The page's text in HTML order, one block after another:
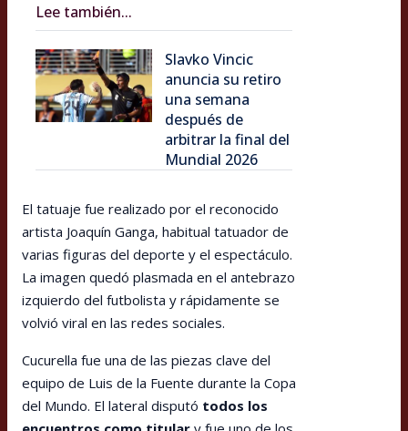
Lee también...
Slavko Vincic
anuncia su retiro
una semana
después de
arbitrar la final del
Mundial 2026
El tatuaje fue realizado por el reconocido
artista Joaquín Ganga, habitual tatuador de
varias figuras del deporte y el espectáculo.
La imagen quedó plasmada en el antebrazo
izquierdo del futbolista y rápidamente se
volvió viral en las redes sociales.
Cucurella fue una de las piezas clave del
equipo de Luis de la Fuente durante la Copa
del Mundo. El lateral disputó todos los